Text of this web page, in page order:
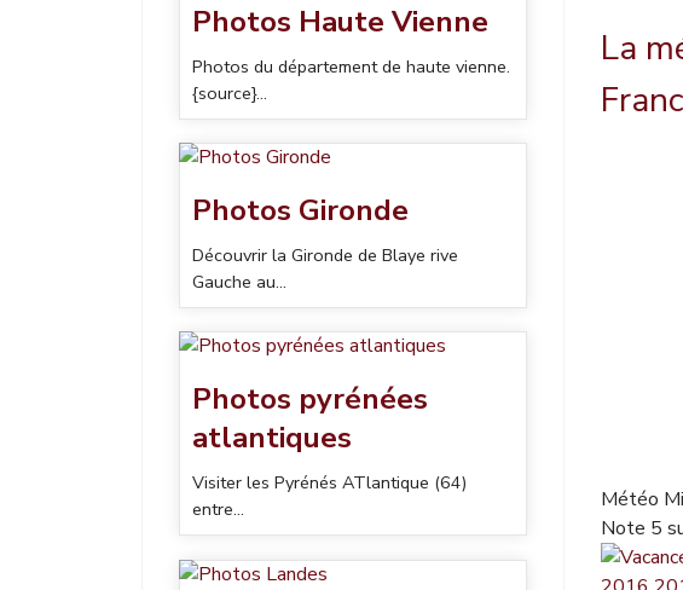
Photos Haute Vienne
Photos du département de haute vienne.
{source}...
Photos Gironde
Découvrir la Gironde de Blaye rive
Gauche au...
Photos pyrénées
atlantiques
Visiter les Pyrénés ATlantique (64)
entre...
La
Météo
Note 5